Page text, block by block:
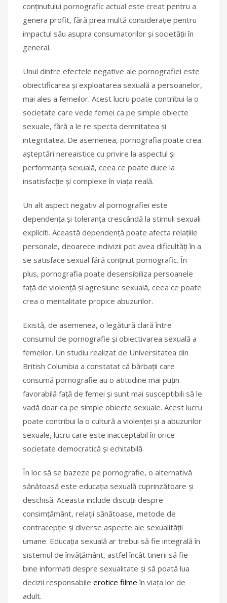
conținutului pornografic actual este creat pentru a
genera profit, fără prea multă considerație pentru
impactul său asupra consumatorilor și societății în
general.
Unul dintre efectele negative ale pornografiei este
obiectificarea și exploatarea sexuală a persoanelor,
mai ales a femeilor. Acest lucru poate contribui la o
societate care vede femei ca pe simple obiecte
sexuale, fără a le re specta demnitatea și
integritatea. De asemenea, pornografia poate crea
așteptări nereaistice cu privire la aspectul și
performanța sexuală, ceea ce poate duce la
insatisfacție și complexe în viața reală.
Un alt aspect negativ al pornografiei este
dependența și toleranța crescândă la stimuli sexuali
explíciti. Această dependență poate afecta relațiile
personale, deoarece indivizii pot avea dificultăți în a
se satisface sexual fără conținut pornografic. În
plus, pornografia poate desensibiliza persoanele
față de violență și agresiune sexuală, ceea ce poate
crea o mentalitate propice abuzurilor.
Există, de asemenea, o legătură clară între
consumul de pornografie și obiectivarea sexuală a
femeilor. Un studiu realizat de Universitatea din
British Columbia a constatat că bărbații care
consumă pornografie au o atitudine mai puțin
favorabilă față de femei și sunt mai susceptibili să le
vadă doar ca pe simple obiecte sexuale. Acest lucru
poate contribui la o cultură a violenței și a abuzurilor
sexuale, lucru care este inacceptabil în orice
societate democratică și echitabilă.
În loc să se bazeze pe pornografie, o alternativă
sănătoasă este educația sexuală cuprinzătoare și
deschisă. Aceasta include discuții despre
consimțământ, relații sănătoase, metode de
contracepție și diverse aspecte ale sexualității
umane. Educația sexuală ar trebui să fie integrală în
sistemul de învățământ, astfel încât tinerii să fie
bine informati despre sexualitate și să poată lua
decizii responsabile erotice filme în viața lor de
adult.